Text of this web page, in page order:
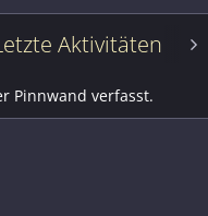
Aktivitäten
Pinnwand verfasst.